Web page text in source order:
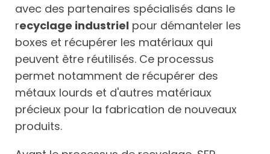
avec des partenaires spécialisés dans le
recyclage industriel pour démanteler les
boxes et récupérer les matériaux qui
peuvent être réutilisés. Ce processus
permet notamment de récupérer des
métaux lourds et d'autres matériaux
précieux pour la fabrication de nouveaux
produits.